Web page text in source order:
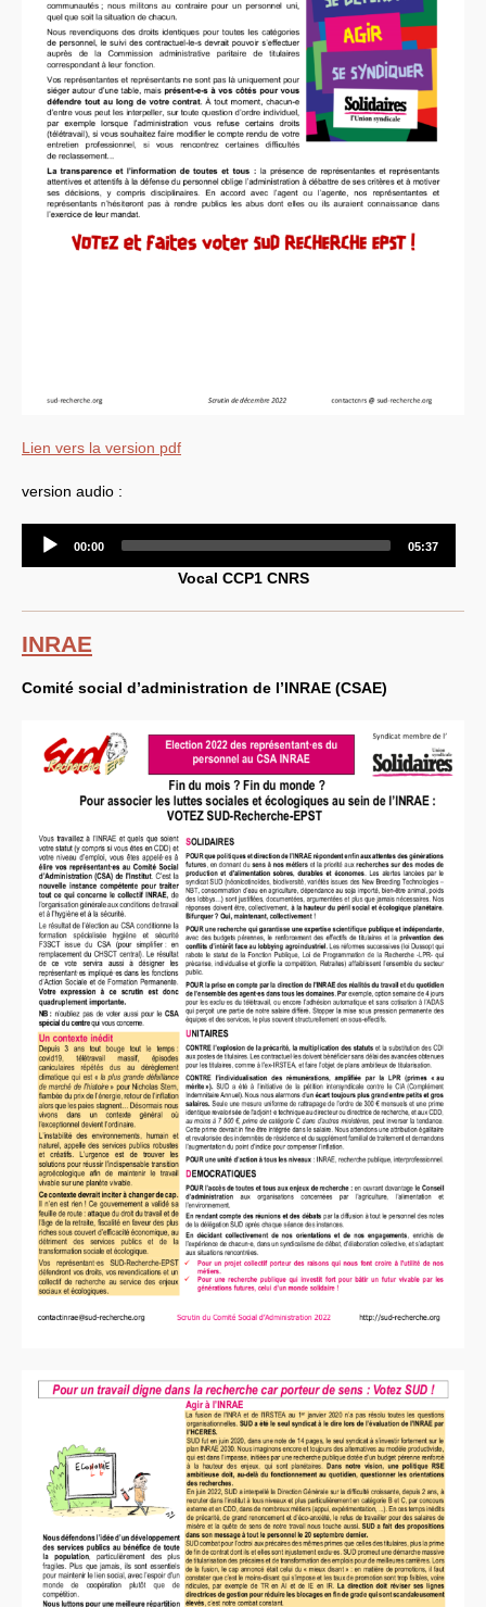
Lien vers la version pdf
version audio :
Player
00:00 05:37
Vocal CCP1 CNRS
INRAE
Comité social d’administration de l’INRAE (CSAE)